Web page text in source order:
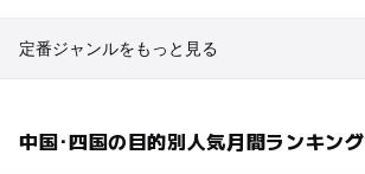
定番ジャンルをもっと見る
中国･四国の目的別人気月間ランキング